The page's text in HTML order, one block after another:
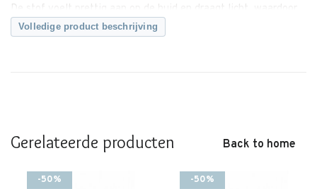
De stof voelt prettig aan op de huid en draagt licht, waardoor
het T-shirt geschikt is voor dagelijks gebruik, school en
T-shirt een warme en stijlvolle uitstraling en maken het
eenvoudig te combineren met een broek, rok of short uit de
Emile et Ida kinderkleding collectie.
Volledige product beschrijving
Gerelateerde producten Back to home
-50% -50%